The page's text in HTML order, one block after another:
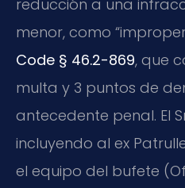
reducción a una
menor, como
Code § 46.2-869, que
multa y 3 puntos de
antecedente penal. El
incluyendo al ex
el equipo del bufete